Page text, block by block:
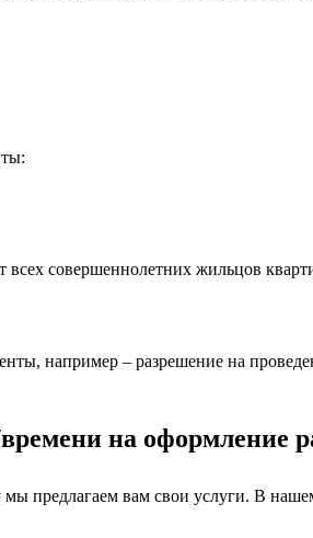
всех совершеннолетних жильцов
например – разрешение на
на оформление
предлагаем вам свои услуги. В